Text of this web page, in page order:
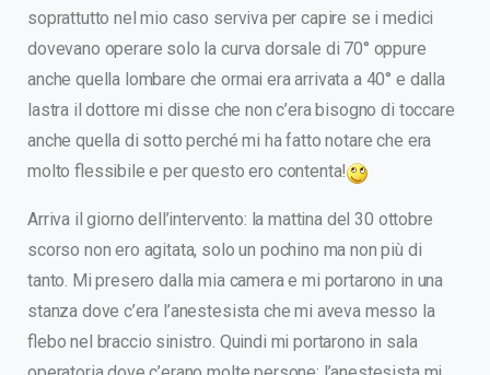
soprattutto nel mio caso serviva per capire se i medici
dovevano operare solo la curva dorsale di 70° oppure
anche quella lombare che ormai era arrivata a 40° e dalla
lastra il dottore mi disse che non c’era bisogno di toccare
anche quella di sotto perché mi ha fatto notare che era
molto flessibile e per questo ero contenta!
Arriva il giorno dell’intervento: la mattina del 30 ottobre
scorso non ero agitata, solo un pochino ma non più di
tanto. Mi presero dalla mia camera e mi portarono in una
stanza dove c’era l’anestesista che mi aveva messo la
flebo nel braccio sinistro. Quindi mi portarono in sala